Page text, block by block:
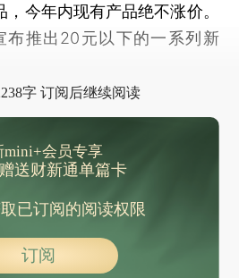
，今年内现有产品绝不涨价。
布推出20元以下的一系列新
字 订阅后继续阅读
mini+会员专享
送财新通单篇卡
已订阅的阅读权限
订阅